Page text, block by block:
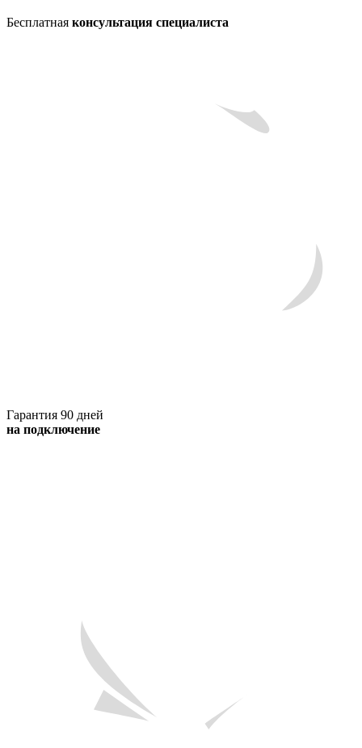
Бесплатная консультация специалиста
Гарантия 90 дней
на подключение